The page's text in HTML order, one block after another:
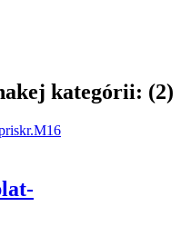
kategórii: (2)